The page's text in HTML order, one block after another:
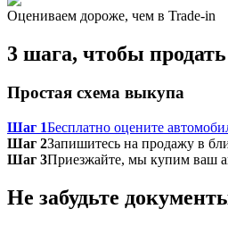
Оцениваем дороже, чем в Trade‑in
3 шага, чтобы продать
Простая схема выкупа
Шаг 1Бесплатно оцените
Шаг 2Запишитесь на продажу в
Шаг 3Приезжайте, мы купим ваш
Не забудьте